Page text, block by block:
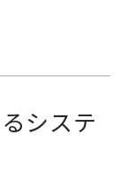
る システ